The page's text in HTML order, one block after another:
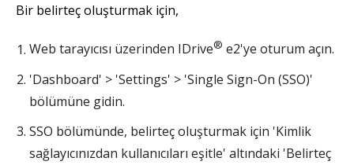
Bir belirteç oluşturmak için,
Web tarayıcısı üzerinden IDrive® e2'ye oturum açın.
'Dashboard' > 'Settings' > 'Single Sign-On (SSO)'
bölümüne gidin.
SSO bölümünde, belirteç oluşturmak için 'Kimlik
sağlayıcınızdan kullanıcıları eşitle' altındaki 'Belirteç